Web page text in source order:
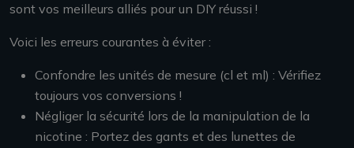
sont vos meilleurs alliés pour un DIY réussi !
Voici les erreurs courantes à éviter :
Confondre les unités de mesure (cl et ml) : Vérifiez
toujours vos conversions !
Négliger la sécurité lors de la manipulation de la
nicotine : Portez des gants et des lunettes de